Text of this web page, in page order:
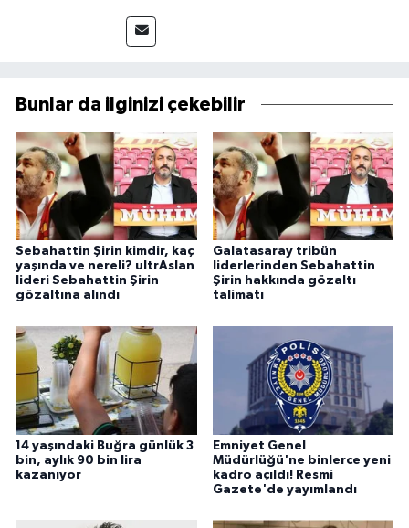
Bunlar da ilginizi çekebilir
Sebahattin Şirin kimdir, kaç
yaşında ve nereli? ultrAslan
lideri Sebahattin Şirin
gözaltına alındı
Galatasaray tribün
liderlerinden Sebahattin
Şirin hakkında gözaltı
talimatı
14 yaşındaki Buğra günlük 3
bin, aylık 90 bin lira
kazanıyor
Emniyet Genel
Müdürlüğü'ne binlerce yeni
kadro açıldı! Resmi
Gazete'de yayımlandı